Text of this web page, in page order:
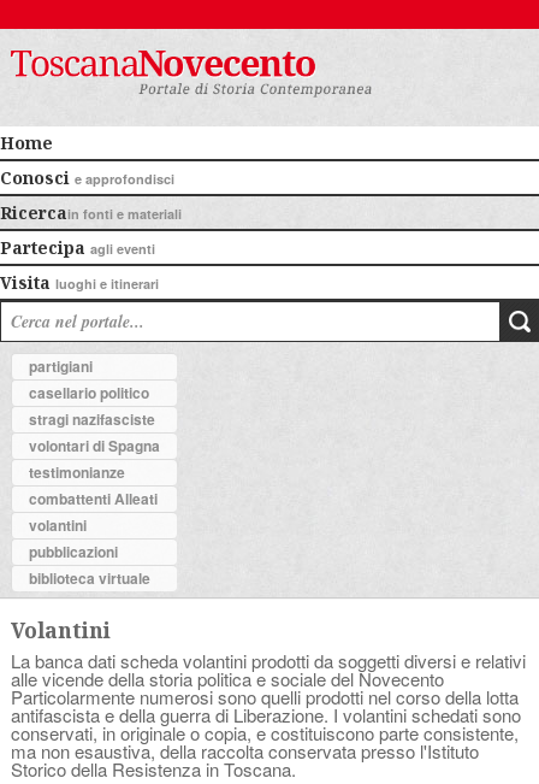
Home
Conosci e approfondisci
Ricercain fonti e materiali
Partecipa agli eventi
Visita luoghi e itinerari
partigiani
casellario politico
stragi nazifasciste
volontari di Spagna
testimonianze
combattenti Alleati
volantini
pubblicazioni
biblioteca virtuale
Volantini
La banca dati scheda volantini prodotti da soggetti diversi e relativi
alle vicende della storia politica e sociale del Novecento
Particolarmente numerosi sono quelli prodotti nel corso della lotta
antifascista e della guerra di Liberazione. I volantini schedati sono
conservati, in originale o copia, e costituiscono parte consistente,
ma non esaustiva, della raccolta conservata presso l'Istituto
Storico della Resistenza in Toscana.